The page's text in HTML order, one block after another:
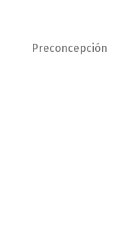
Preconcepción